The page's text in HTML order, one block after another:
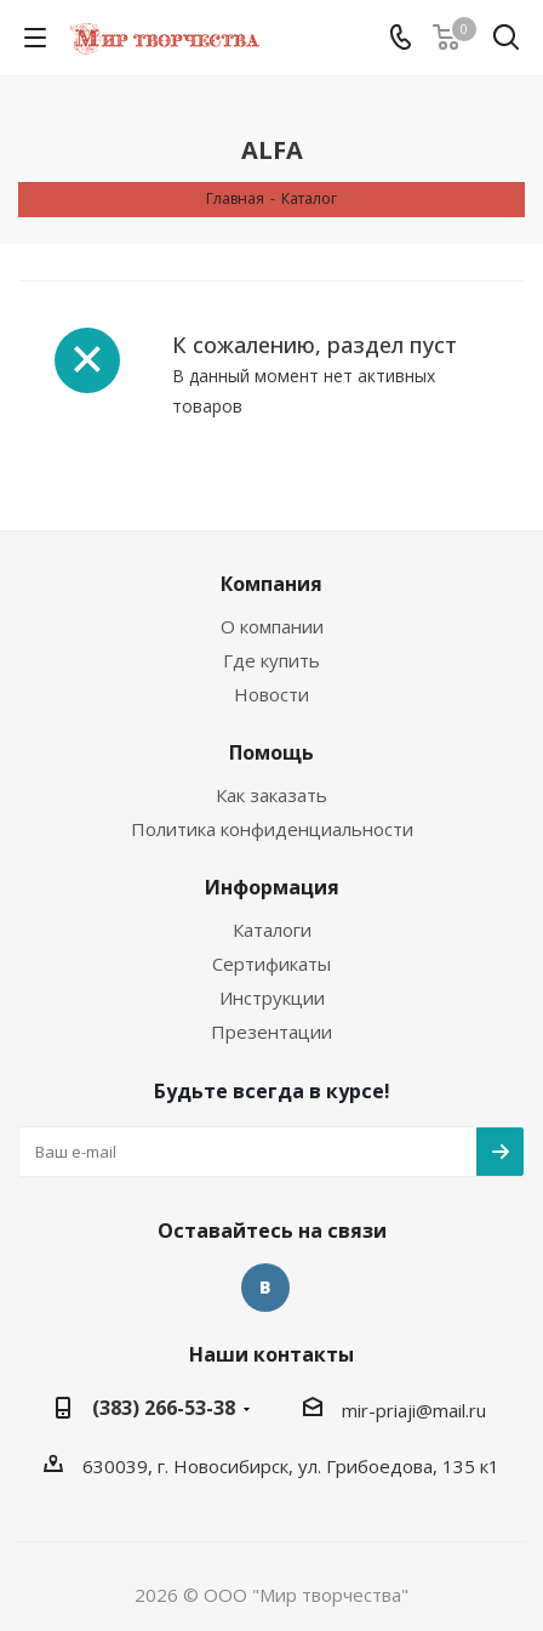
0
ALFA
Главная - Каталог
К сожалению, раздел пуст
В данный момент нет активных
товаров
Компания
О компании
Где купить
Новости
Помощь
Как заказать
Политика конфиденциальности
Информация
Каталоги
Сертификаты
Инструкции
Презентации
Будьте всегда в курсе!
Оставайтесь на связи
Наши контакты
(383) 266-53-38
mir-priaji@mail.ru
630039, г. Новосибирск, ул. Грибоедова, 135 к1
2026 © ООО "Мир творчества"